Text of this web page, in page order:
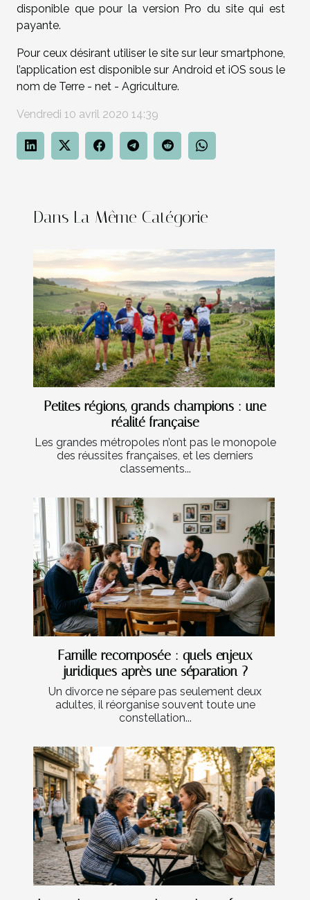
disponible que pour la version Pro du site qui est
payante.
Pour ceux désirant utiliser le site sur leur smartphone,
l’application est disponible sur Android et iOS sous le
nom de Terre - net - Agriculture.
Vendredi 10 avril 2020 14:39
Dans La Même Catégorie
Petites régions, grands champions : une
réalité française
Les grandes métropoles n’ont pas le monopole
des réussites françaises, et les derniers
classements...
Famille recomposée : quels enjeux
juridiques après une séparation ?
Un divorce ne sépare pas seulement deux
adultes, il réorganise souvent toute une
constellation...